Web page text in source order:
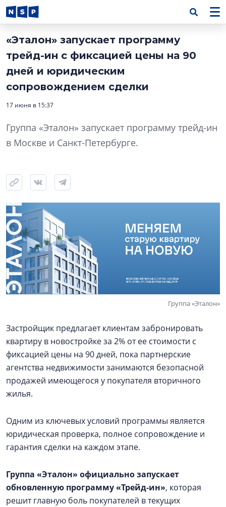
«Эталон» запускает программу
трейд-ин с фиксацией цены на 90
дней и юридическим
сопровождением сделки
17 июня в 15:37
Группа «Эталон» запускает программу трейд-ин
в Москве и Санкт-Петербурге.
Группа «Эталон»
Застройщик предлагает клиентам забронировать
квартиру в новостройке за 2% от ее стоимости с
фиксацией цены на 90 дней, пока партнерские
агентства недвижимости занимаются безопасной
продажей имеющегося у покупателя вторичного
жилья.
Одним из ключевых условий программы является
юридическая проверка, полное сопровождение и
гарантия сделки на каждом этапе.
Группа «Эталон» официально запускает
обновленную программу «Трейд-ин», которая
решит главную боль покупателей в текущих